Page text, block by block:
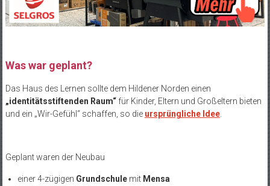
Was war geplant?
Das Haus des Lernen sollte dem Hildener Norden einen
„identitätsstiftenden Raum“für Kinder, Eltern und Großeltern bieten
und ein „Wir-Gefühl“ schaffen, so die ursprüngliche Idee.
Geplant waren der Neubau
einer 4-zügigen Grundschulemit Mensa